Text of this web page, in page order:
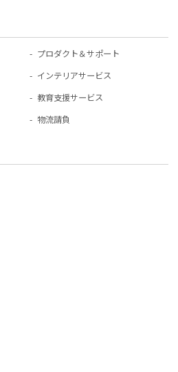
プロダクト＆サポート
インテリアサービス
教育支援サービス
物流請負